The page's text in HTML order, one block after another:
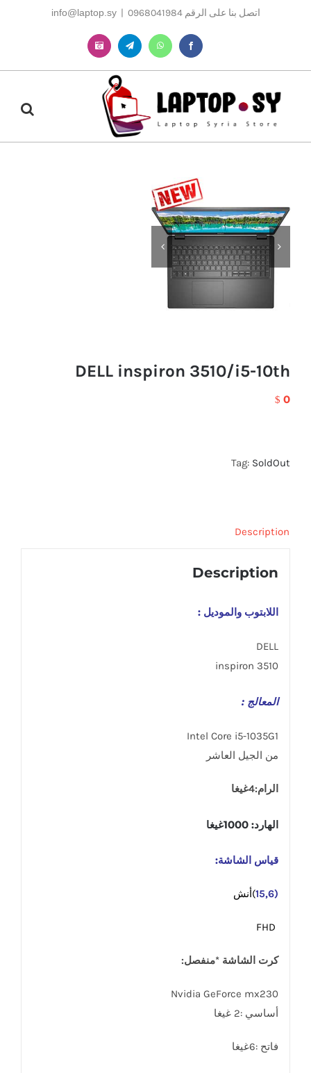
اتصل بنا على الرقم 0968041984 |
info@laptop.sy
Facebook
WhatsApp
Telegram
Instagram
DELL inspiron 3510/i5-10th
$ 0
Tag: SoldOut
Description
Description
اللابتوب والموديل :
DELL
inspiron 3510
المعالج :
Intel Core i5-1035G1
من الجيل العاشر
الرام:4غيغا
الهارد: 1000غيغا
قياس الشاشة:
(15,6 )أنش
كرت الشاشة *منفصل:
Nvidia GeForce mx230
أساسي :2 غيغا
فاتح :6غيغا